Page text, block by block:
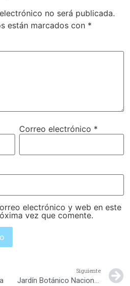
no será publicada.
están marcados con *
Correo electrónico *
electrónico y web en este
vez que comente.
Siguiente
Jardín Botánico Nacional Dr. Rafael Moscoso